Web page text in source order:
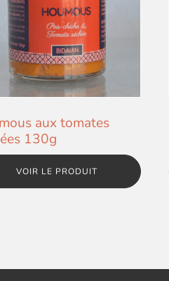
aux tomates
130g
VOIR LE PRODUIT